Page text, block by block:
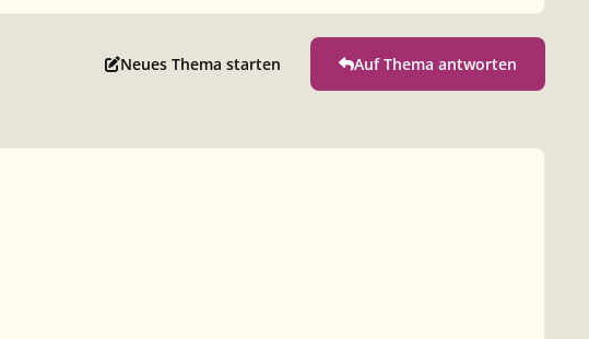
Neues Thema starten Auf Thema antworten